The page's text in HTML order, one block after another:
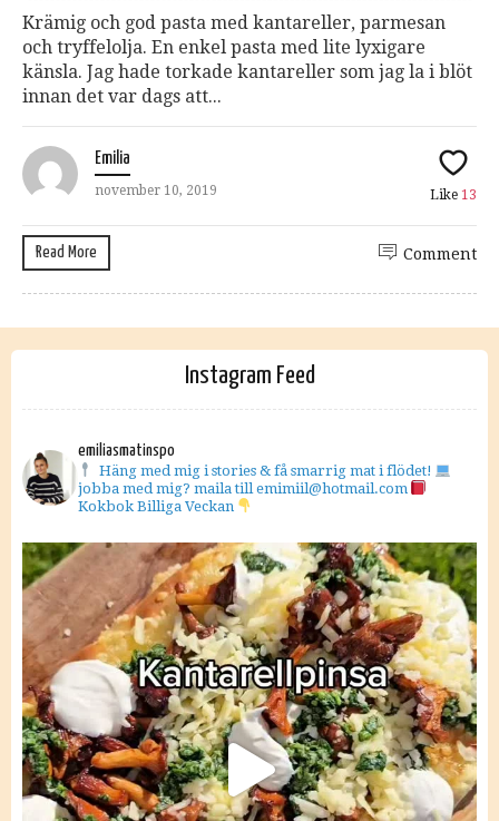
Krämig och god pasta med kantareller, parmesan
och tryffelolja. En enkel pasta med lite lyxigare
känsla. Jag hade torkade kantareller som jag la i blöt
innan det var dags att...
Emilia
november 10, 2019 Like 13
Read More Comment
Instagram Feed
emiliasmatinspo
Häng med mig i stories & få smarrig mat i flödet!
jobba med mig? maila till emimiil@hotmail.com
Kokbok Billiga Veckan